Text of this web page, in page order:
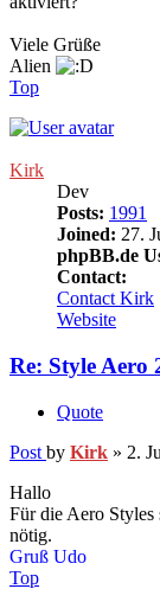
Viele Grüße
Alien
Top
Kirk
Dev
Posts: 1991
Joined: 27.
phpBB.de
Contact:
Contact Kirk
Website
Re: Style Aero
Quote
Post by Kirk » 2.
Hallo
Für die Aero Styles
nötig.
Gruß Udo
Top